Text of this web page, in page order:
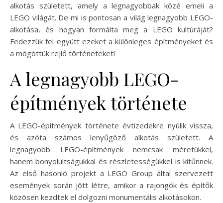
alkotás született, amely a legnagyobbak közé emeli a
LEGO világát. De mi is pontosan a világ legnagyobb LEGO-
alkotása, és hogyan formálta meg a LEGO kultúráját?
Fedezzük fel együtt ezeket a különleges építményeket és
a mögöttük rejlő történeteket!
A legnagyobb LEGO-
építmények története
A LEGO-építmények története évtizedekre nyúlik vissza,
és azóta számos lenyűgöző alkotás született. A
legnagyobb LEGO-építmények nemcsak méretükkel,
hanem bonyolultságukkal és részletességükkel is kitűnnek.
Az első hasonló projekt a LEGO Group által szervezett
események során jött létre, amikor a rajongók és építők
közösen kezdtek el dolgozni monumentális alkotásokon.